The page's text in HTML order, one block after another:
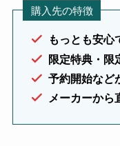
購入先の特徴
もっとも安心
限定特典・限
予約開始など
メーカーから